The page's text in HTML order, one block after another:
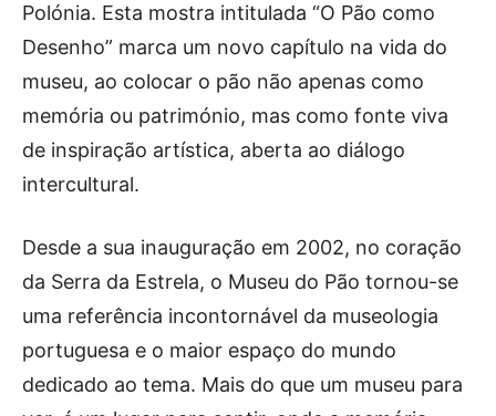
Polónia. Esta mostra intitulada “O Pão como
Desenho” marca um novo capítulo na vida do
museu, ao colocar o pão não apenas como
memória ou património, mas como fonte viva
de inspiração artística, aberta ao diálogo
intercultural.
Desde a sua inauguração em 2002, no coração
da Serra da Estrela, o Museu do Pão tornou-se
uma referência incontornável da museologia
portuguesa e o maior espaço do mundo
dedicado ao tema. Mais do que um museu para